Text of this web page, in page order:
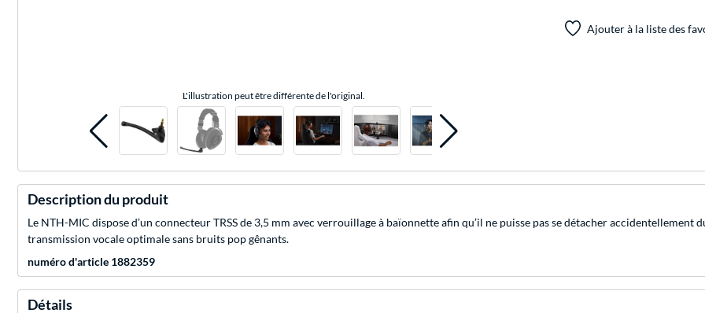
L'illustration peut être différente de l'original.
Ajouter à la liste des
Description du produit
Le NTH-MIC dispose d’un connecteur TRSS de 3,5 mm avec verrouillage à baïonnette afin qu’il ne puisse pas se détacher
transmission vocale optimale sans bruits pop gênants.
numéro d'article 1882359
Détails